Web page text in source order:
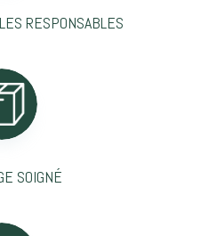
RESPONSABLES
SOIGNÉ